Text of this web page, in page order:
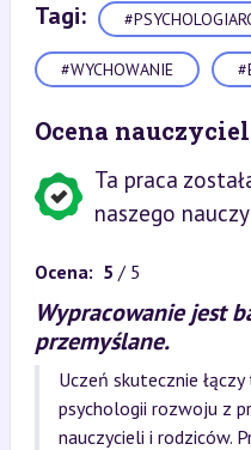
Tagi:
#WYCHOWANIE
Ocena
Ta praca
naszego
Ocena: 5 / 5
Wypracowanie jest
przemyślane.
Uczeń skutecznie
psychologii rozwoju z
nauczycieli i rodziców.